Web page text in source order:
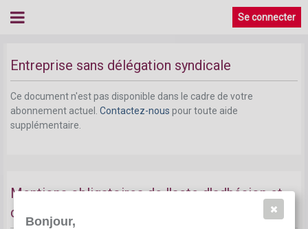
Se connecter
Entreprise sans délégation syndicale
Ce document n'est pas disponible dans le cadre de votre
abonnement actuel. Contactez-nous pour toute aide
supplémentaire.
Mentions obligatoires de l'acte d'adhésion et
de la CCT
Bonjour,